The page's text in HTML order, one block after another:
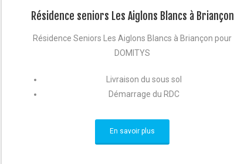
Résidence seniors Les Aiglons Blancs à Briançon
Résidence Seniors Les Aiglons Blancs à Briançon pour
DOMITYS
Livraison du sous sol
Démarrage du RDC
En savoir plus